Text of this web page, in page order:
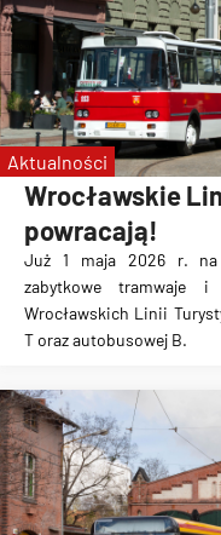
Wrocławskie
powracają!
Już 1 maja 2026 r. na
zabytkowe tramwaje i
Wrocławskich Linii
T oraz autobusowej B.
Aktualności